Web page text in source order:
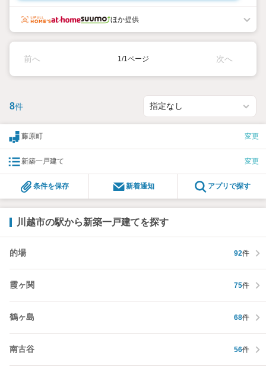
ほか提供
前へ 1/1ページ 次へ
8件
藤原町 変更
新築一戸建て 変更
条件を保存 新着通知 アプリで探す
川越市の駅から新築一戸建てを探す
的場 92件
霞ヶ関 75件
鶴ヶ島 68件
南古谷 56件